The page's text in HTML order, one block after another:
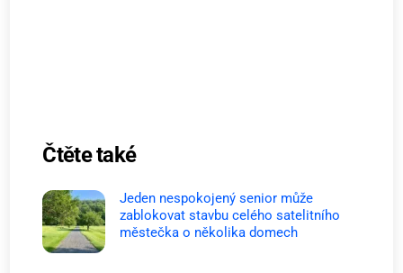
Čtěte také
Jeden nespokojený senior může
zablokovat stavbu celého satelitního
městečka o několika domech